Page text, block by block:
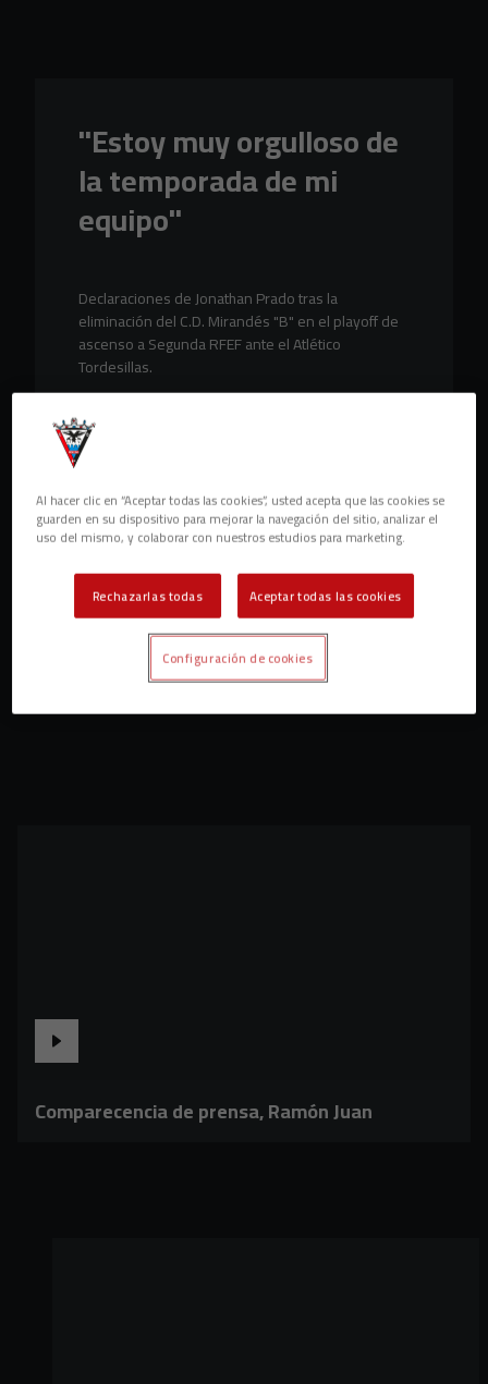
"Estoy muy orgulloso de
la temporada de mi
equipo"
Declaraciones de Jonathan Prado tras la
eliminación del C.D. Mirandés "B" en el playoff de
ascenso a Segunda RFEF ante el Atlético
Tordesillas.
Comparecencia de prensa, Ramón Juan
Al hacer clic en “Aceptar todas las cookies”, usted acepta que las cookies se
guarden en su dispositivo para mejorar la navegación del sitio, analizar el
uso del mismo, y colaborar con nuestros estudios para marketing.
Rechazarlas todas Aceptar todas las cookies
Configuración de cookies